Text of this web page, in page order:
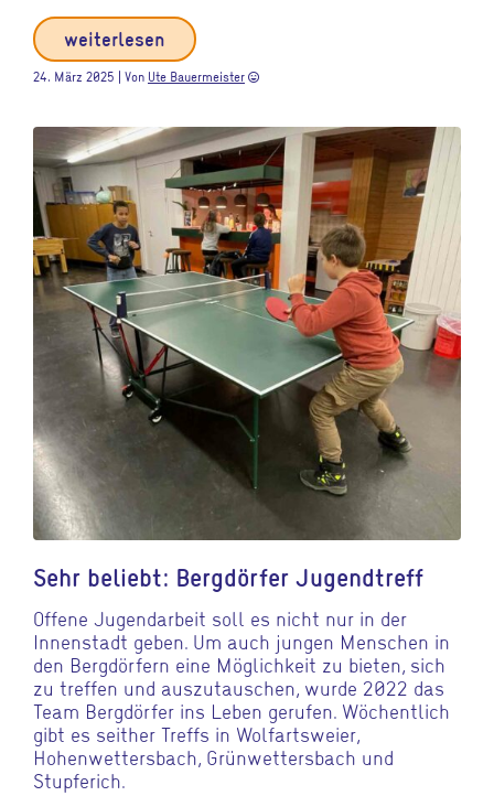
weiterlesen
24. März 2025 | Von Ute Bauermeister sentiment_very_satisfied
Sehr beliebt: Bergdörfer Jugendtreff
Offene Jugendarbeit soll es nicht nur in der
Innenstadt geben. Um auch jungen Menschen in
den Bergdörfern eine Möglichkeit zu bieten, sich
zu treffen und auszutauschen, wurde 2022 das
Team Bergdörfer ins Leben gerufen. Wöchentlich
gibt es seither Treffs in Wolfartsweier,
Hohenwettersbach, Grünwettersbach und
Stupferich.